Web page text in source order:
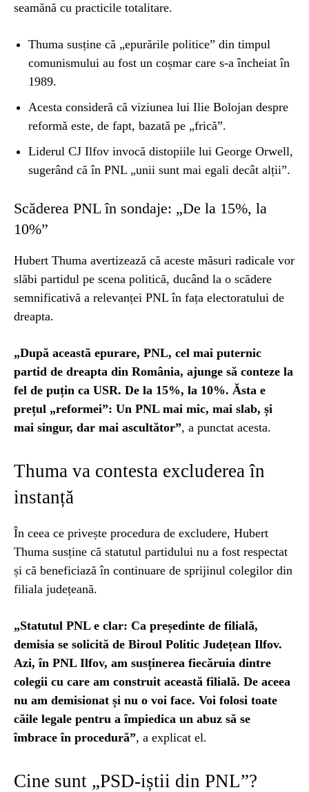
seamănă cu practicile totalitare.
Thuma susține că „epurările politice” din timpul
comunismului au fost un coșmar care s-a încheiat în
1989.
Acesta consideră că viziunea lui Ilie Bolojan despre
reformă este, de fapt, bazată pe „frică”.
Liderul CJ Ilfov invocă distopiile lui George Orwell,
sugerând că în PNL „unii sunt mai egali decât alții”.
Scăderea PNL în sondaje: „De la 15%, la
10%”
Hubert Thuma avertizează că aceste măsuri radicale vor
slăbi partidul pe scena politică, ducând la o scădere
semnificativă a relevanței PNL în fața electoratului de
dreapta.
„După această epurare, PNL, cel mai puternic
partid de dreapta din România, ajunge să conteze la
fel de puțin ca USR. De la 15%, la 10%. Ăsta e
prețul „reformei”: Un PNL mai mic, mai slab, și
mai singur, dar mai ascultător”, a punctat acesta.
Thuma va contesta excluderea în
instanță
În ceea ce privește procedura de excludere, Hubert
Thuma susține că statutul partidului nu a fost respectat
și că beneficiază în continuare de sprijinul colegilor din
filiala județeană.
„Statutul PNL e clar: Ca președinte de filială,
demisia se solicită de Biroul Politic Județean Ilfov.
Azi, în PNL Ilfov, am susținerea fiecăruia dintre
colegii cu care am construit această filială. De aceea
nu am demisionat și nu o voi face. Voi folosi toate
căile legale pentru a împiedica un abuz să se
îmbrace în procedură”, a explicat el.
Cine sunt „PSD-iștii din PNL”?